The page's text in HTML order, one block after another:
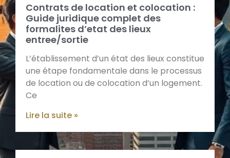
Contrats de location et colocation :
Guide juridique complet des
formalites d’etat des lieux
entree/sortie
L’établissement d’un état des lieux constitue
une étape fondamentale dans le processus
de location ou de colocation d’un logement.
Ce
Lire la suite »